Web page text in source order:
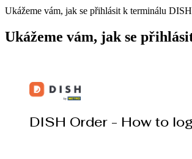
Ukážeme vám, jak se přihlásit k terminálu
Ukážeme vám, jak se